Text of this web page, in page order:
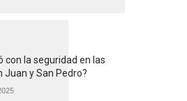
con la seguridad en las
Juan y San Pedro?